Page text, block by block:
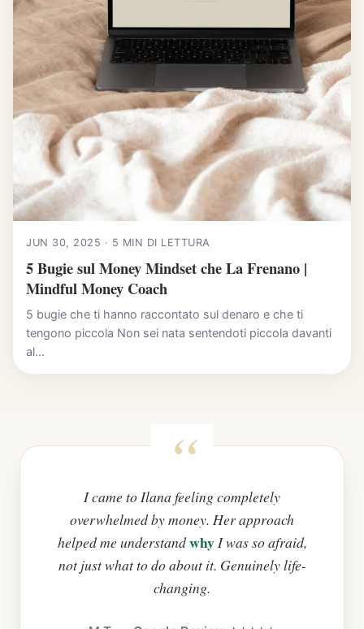
JUN 30, 2025 · 5 MIN DI LETTURA
5 Bugie sul Money Mindset che La Frenano |
Mindful Money Coach
5 bugie che ti hanno raccontato sul denaro e che ti
tengono piccola Non sei nata sentendoti piccola davanti
al...
I came to Ilana feeling completely
overwhelmed by money. Her approach
helped me understandwhyI was so afraid,
not just what to do about it. Genuinely life-
changing.